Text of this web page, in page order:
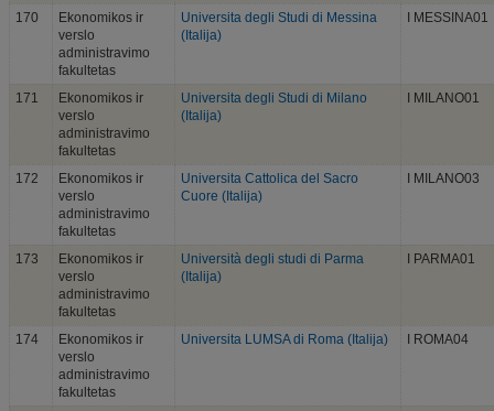
170
Ekonomikos ir
verslo
administravimo
fakultetas
Universita degli Studi di Messina
(Italija)
I MESSINA01
171
Ekonomikos ir
verslo
administravimo
fakultetas
Universita degli Studi di Milano
(Italija)
I MILANO01
172
Ekonomikos ir
verslo
administravimo
fakultetas
Universita Cattolica del Sacro
Cuore (Italija)
I MILANO03
173
Ekonomikos ir
verslo
administravimo
fakultetas
Università degli studi di Parma
(Italija)
I PARMA01
174
Ekonomikos ir
verslo
administravimo
fakultetas
Universita LUMSA di Roma (Italija) I ROMA04